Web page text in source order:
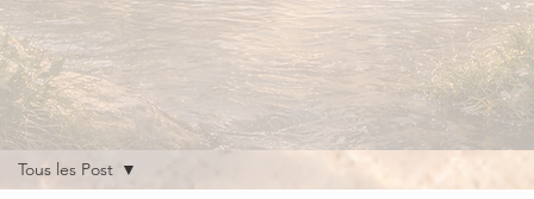
Tous les Post